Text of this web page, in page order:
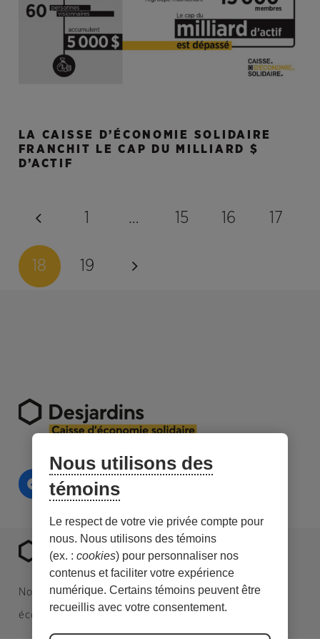
LA CAISSE D’ÉCONOMIE SOLIDAIRE
FRANCHIT LE CAP DU MILLIARD $
D’ACTIF
1 … 15 16 17
18 19
Nous sommes une caisse Desjardins spécialisée en
économie sociale et en investissement responsable.
Nous utilisons des
témoins
Le respect de votre vie privée compte pour
nous. Nous utilisons des témoins
(ex. : cookies) pour personnaliser nos
contenus et faciliter votre expérience
numérique. Certains témoins peuvent être
recueillis avec votre consentement.